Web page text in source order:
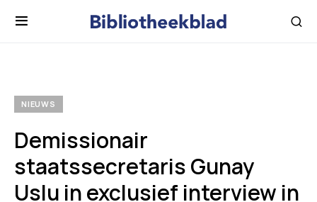
NIEUWS
Demissionair
staatssecretaris Gunay
Uslu in exclusief interview in